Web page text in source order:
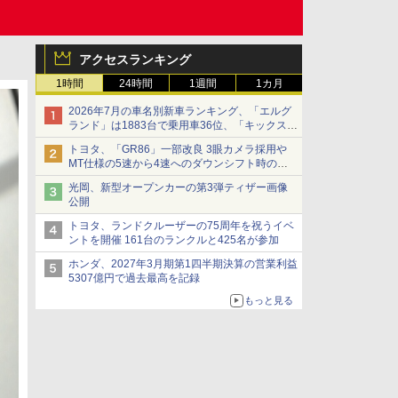
アクセスランキング
1時間 24時間 1週間 1カ月
2026年7月の車名別新車ランキング、「エルグ
ランド」は1883台で乗用車36位、「キックス」
は2591台で27位に
トヨタ、「GR86」一部改良 3眼カメラ採用や
MT仕様の5速から4速へのダウンシフト時の操
作性向上など
光岡、新型オープンカーの第3弾ティザー画像
公開
トヨタ、ランドクルーザーの75周年を祝うイベ
ントを開催 161台のランクルと425名が参加
ホンダ、2027年3月期第1四半期決算の営業利益
5307億円で過去最高を記録
もっと見る